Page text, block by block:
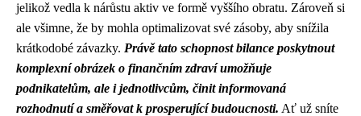
jelikož vedla k nárůstu aktiv ve formě vyššího obratu. Zároveň si
ale všimne, že by mohla optimalizovat své zásoby, aby snížila
krátkodobé závazky. Právě tato schopnost bilance poskytnout
komplexní obrázek o finančním zdraví umožňuje
podnikatelům, ale i jednotlivcům, činit informovaná
rozhodnutí a směřovat k prosperující budoucnosti. Ať už sníte